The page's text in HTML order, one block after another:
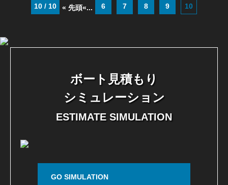
10 / 10 « 先頭«... 6 7 8 9 10
ボート見積もり
シミュレーション
ESTIMATE SIMULATION
GO SIMULATION